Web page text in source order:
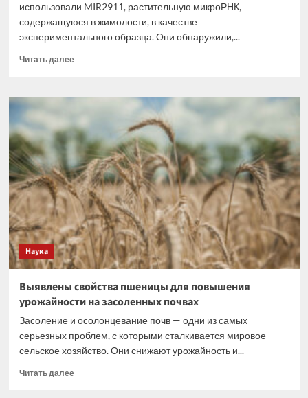
использовали MIR2911, растительную микроРНК,
содержащуюся в жимолости, в качестве
экспериментального образца. Они обнаружили,...
Читать далееПрочитать
Как
растительное
лекарственное
средство?
Наука
Выявлены свойства пшеницы для повышения
урожайности на засоленных почвах
Засоление и осолонцевание почв — одни из самых
серьезных проблем, с которыми сталкивается мировое
сельское хозяйство. Они снижают урожайность и...
Читать далееПрочитать